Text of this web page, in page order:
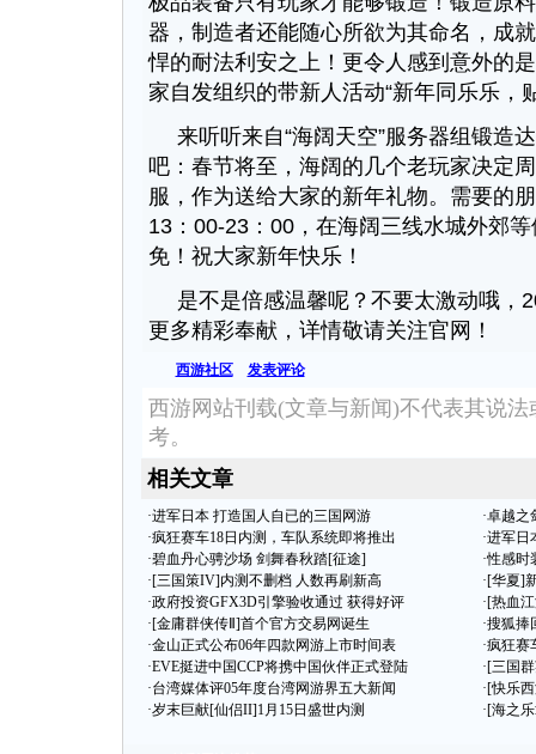
器，制造者还能随心所欲为其命名，成
悍的耐法利安之上！更令人感到意外的
家自发组织的带新人活动“新年同乐乐，
来听听来自“海阔天空”服务器组锻造
吧：春节将至，海阔的几个老玩家决定
服，作为送给大家的新年礼物。需要的
13：00-23：00，在海阔三线水城外郊
免！祝大家新年快乐！
是不是倍感温馨呢？不要太激动哦，
更多精彩奉献，详情敬请关注官网！
西游社区 发表评论
西游网站刊载(文章与新闻)不代表其说
考。
相关文章
·进军日本 打造国人自已的三国网游
·疯狂赛车18日内测，车队系统即将推出
·碧血丹心骋沙场 剑舞春秋踏[征途]
·[三国策IV]内测不删档 人数再刷新高
·政府投资GFX3D引擎验收通过 获得好评
·[金庸群侠传Ⅱ]首个官方交易网诞生
·金山正式公布06年四款网游上市时间表
·EVE挺进中国CCP将携中国伙伴正式登陆
·台湾媒体评05年度台湾网游界五大新闻
·岁末巨献[仙侣II]1月15日盛世内测
·卓越之
·进军日
·性感时
·[华夏]
·[热血
·搜狐捧
·疯狂赛
·[三国
·[快乐
·[海之